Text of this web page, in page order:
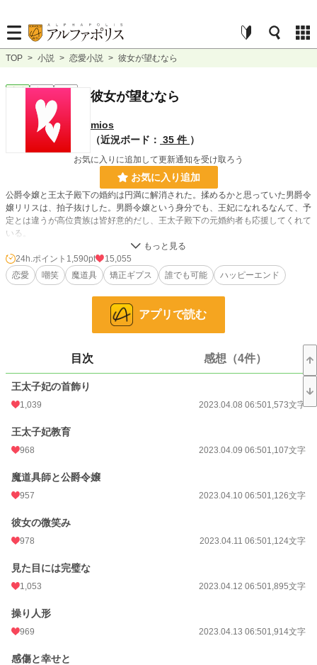
TOP > 小説 > 恋愛小説 > 彼女が望むなら
完結 短編 彼女が望むなら
mios
（近況ボード： 35 件 ）
お気に入りに追加して更新通知を受け取ろう
お気に入り追加
公爵令嬢と王太子殿下の婚約は円満に解消された。揉めるかと思っていた男爵令
嬢リリスは、拍子抜けした。男爵令嬢という身分でも、王妃になれるなんて、予
定とは違うが高位貴族は皆好意的だし、王太子殿下の元婚約者も応援してくれて
いる。
リリスは王太子妃教育を受ける為、王妃と会い、そこで常に身につけるように
と、ある首飾りを渡される。
852 位 / 228,999 件
503 位 / 66,400 件
805
24h.ポイント 1,590 pt
文字数
更新日時 2023.04.23 08:00
初回公開日時
初回完結日時 2023.04.23 08:01
週間ポイント
月間ポイント 33,789 pt (1,366 位)
累計ポイント 856,098 pt (6,711 位)
24h.ポイント 1,590pt
15,055
恋愛
嘲笑 魔道具 矯正ギプス 誰でも可能 ハッピーエンド
アプリで読む
目次 感想（4件）
王太子妃の首飾り
1,039 2023.04.08 06:501,573文字
王太子妃教育
968 2023.04.09 06:501,107文字
魔道具師と公爵令嬢
957 2023.04.10 06:501,126文字
彼女の微笑み
978 2023.04.11 06:501,124文字
見た目には完璧な
1,053 2023.04.12 06:501,895文字
操り人形
969 2023.04.13 06:501,914文字
感傷と幸せと